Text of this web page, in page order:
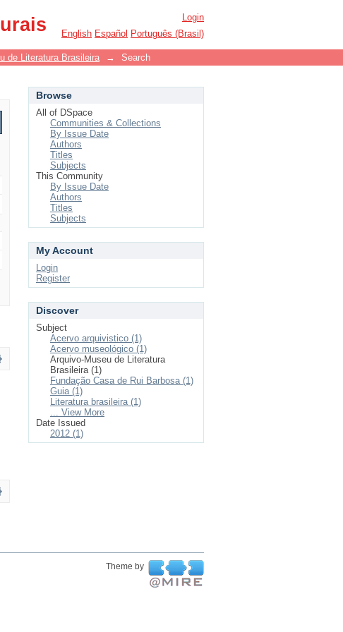
Login
English Español Português (Brasil)
de Literatura Brasileira → Search
Browse
All of DSpace
Communities & Collections
By Issue Date
Authors
Titles
Subjects
This Community
By Issue Date
Authors
Titles
Subjects
My Account
Login
Register
Discover
Subject
Acervo arquivistico (1)
Acervo museológico (1)
Arquivo-Museu de Literatura
Brasileira (1)
Fundação Casa de Rui Barbosa (1)
Guia (1)
Literatura brasileira (1)
... View More
Date Issued
2012 (1)
Theme by